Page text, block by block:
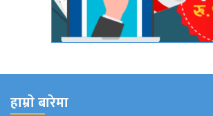
हाम्राे बारेमा